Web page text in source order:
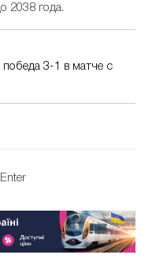
2038 года.
3-1 в матче с